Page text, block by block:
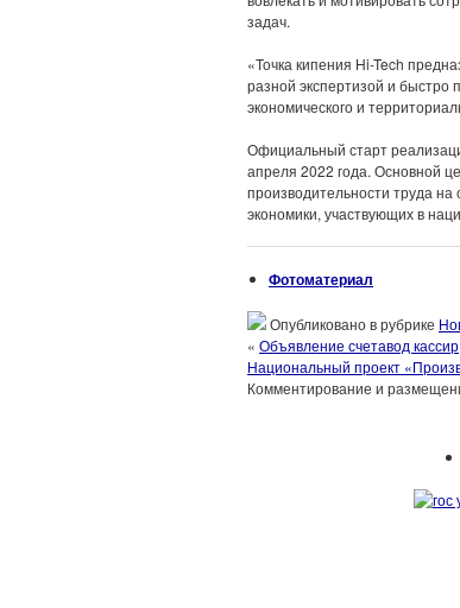
задач.
«Точка кипения Hi-Tech
разной экспертизой и быстро
экономического и
Официальный старт
апреля 2022 года. Основной
производительности труда
экономики, участвующих в
Фотоматериал
Опубликовано в рубрике
« Объявление счетавод кассир
Национальный проект
Комментирование и